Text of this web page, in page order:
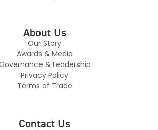
About Us
Our Story
Awards & Media
& Leadership
Privacy Policy
Terms of Trade
Contact Us